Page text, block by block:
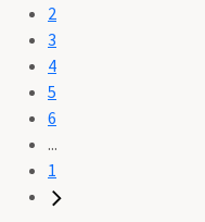
2
3
4
5
6
...
1